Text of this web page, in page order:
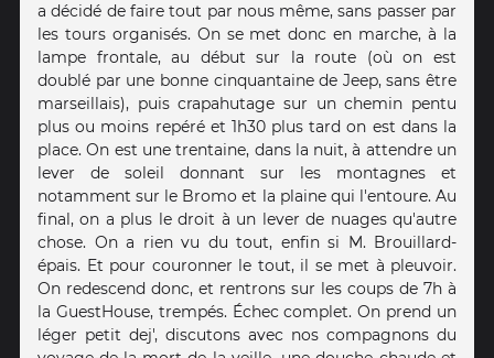
a décidé de faire tout par nous même, sans passer par
les tours organisés. On se met donc en marche, à la
lampe frontale, au début sur la route (où on est
doublé par une bonne cinquantaine de Jeep, sans être
marseillais), puis crapahutage sur un chemin pentu
plus ou moins repéré et 1h30 plus tard on est dans la
place. On est une trentaine, dans la nuit, à attendre un
lever de soleil donnant sur les montagnes et
notamment sur le Bromo et la plaine qui l'entoure. Au
final, on a plus le droit à un lever de nuages qu'autre
chose. On a rien vu du tout, enfin si M. Brouillard-
épais. Et pour couronner le tout, il se met à pleuvoir.
On redescend donc, et rentrons sur les coups de 7h à
la GuestHouse, trempés. Échec complet. On prend un
léger petit dej', discutons avec nos compagnons du